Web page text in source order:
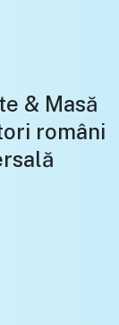
& Masă
români